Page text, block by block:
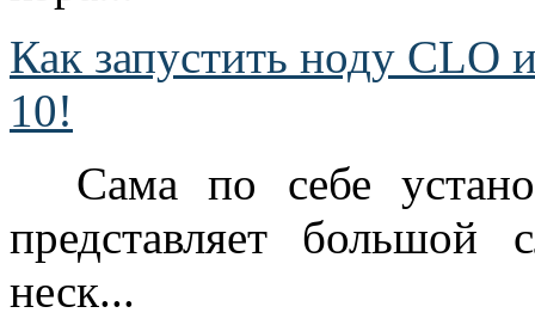
Как запустить ноду CLO
10!
Сама по себе
представляет
неск...